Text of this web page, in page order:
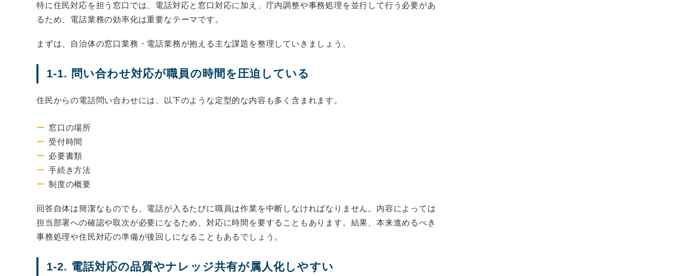
特に住民対応を担う窓口では、電話対応と窓口対応に加え、庁内調整や事務処理を並行して行う必要があ
るため、電話業務の効率化は重要なテーマです。
まずは、自治体の窓口業務・電話業務が抱える主な課題を整理していきましょう。
1-1. 問い合わせ対応が職員の時間を圧迫している
住民からの電話問い合わせには、以下のような定型的な内容も多く含まれます。
窓口の場所
受付時間
必要書類
手続き方法
制度の概要
回答自体は簡潔なものでも、電話が入るたびに職員は作業を中断しなければなりません。内容によっては
担当部署への確認や取次が必要になるため、対応に時間を要することもあります。結果、本来進めるべき
事務処理や住民対応の準備が後回しになることもあるでしょう。
1-2. 電話対応の品質やナレッジ共有が属人化しやすい